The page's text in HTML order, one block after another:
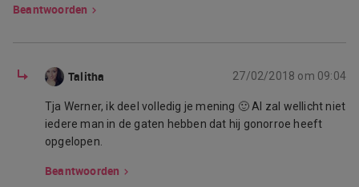
Beantwoorden
Talitha 27/02/2018 om 09:04
Tja Werner, ik deel volledig je mening 🙂 Al zal wellicht niet
iedere man in de gaten hebben dat hij gonorroe heeft
opgelopen.
Beantwoorden